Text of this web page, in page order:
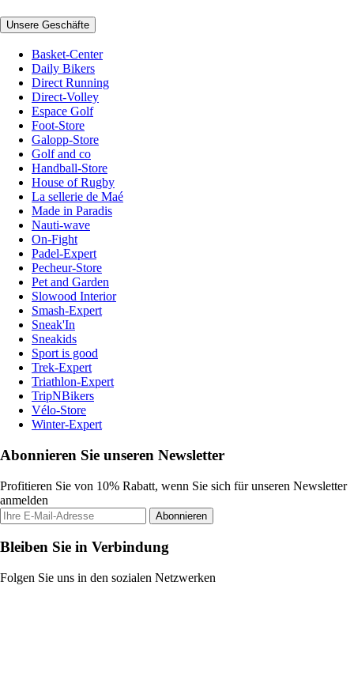
Unsere Geschäfte
Basket-Center
Daily Bikers
Direct Running
Direct-Volley
Espace Golf
Foot-Store
Galopp-Store
Golf and co
Handball-Store
House of Rugby
La sellerie de Maé
Made in Paradis
Nauti-wave
On-Fight
Padel-Expert
Pecheur-Store
Pet and Garden
Slowood Interior
Smash-Expert
Sneak'In
Sneakids
Sport is good
Trek-Expert
Triathlon-Expert
TripNBikers
Vélo-Store
Winter-Expert
Abonnieren Sie unseren Newsletter
Profitieren Sie von 10% Rabatt, wenn Sie sich für unseren Newsletter
anmelden
Abonnieren
Bleiben Sie in Verbindung
Folgen Sie uns in den sozialen Netzwerken